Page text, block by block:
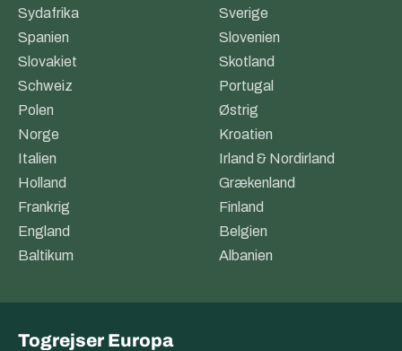
Sydafrika
Sverige
Spanien
Slovenien
Slovakiet
Skotland
Schweiz
Portugal
Polen
Østrig
Norge
Kroatien
Italien
Irland & Nordirland
Holland
Grækenland
Frankrig
Finland
England
Belgien
Baltikum
Albanien
Togrejser Europa